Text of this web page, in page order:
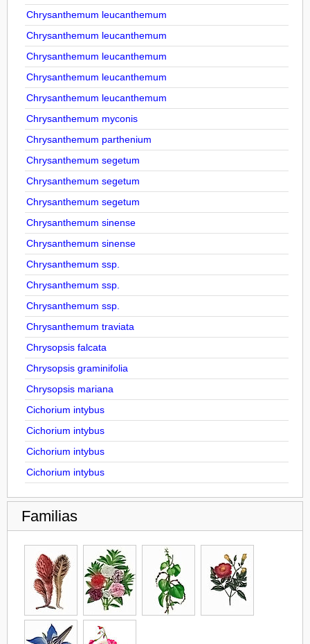
Chrysanthemum leucanthemum
Chrysanthemum leucanthemum
Chrysanthemum leucanthemum
Chrysanthemum leucanthemum
Chrysanthemum leucanthemum
Chrysanthemum myconis
Chrysanthemum parthenium
Chrysanthemum segetum
Chrysanthemum segetum
Chrysanthemum segetum
Chrysanthemum sinense
Chrysanthemum sinense
Chrysanthemum ssp.
Chrysanthemum ssp.
Chrysanthemum ssp.
Chrysanthemum traviata
Chrysopsis falcata
Chrysopsis graminifolia
Chrysopsis mariana
Cichorium intybus
Cichorium intybus
Cichorium intybus
Cichorium intybus
Familias